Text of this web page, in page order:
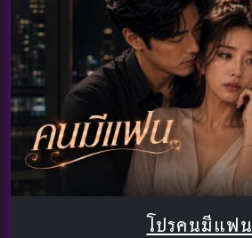
โปรคนมีแฟน